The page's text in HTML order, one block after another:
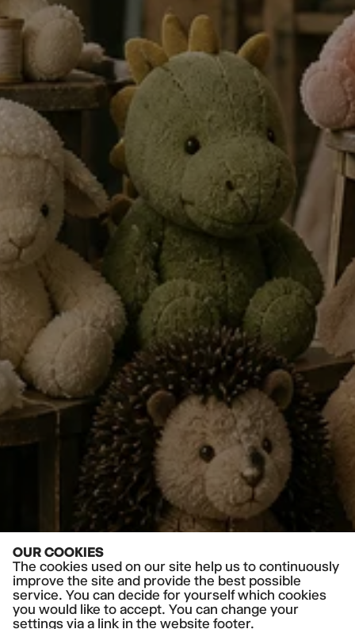
OUR COOKIES
The cookies used on our site help us to continuously
improve the site and provide the best possible
service. You can decide for yourself which cookies
you would like to accept. You can change your
settings via a link in the website footer.